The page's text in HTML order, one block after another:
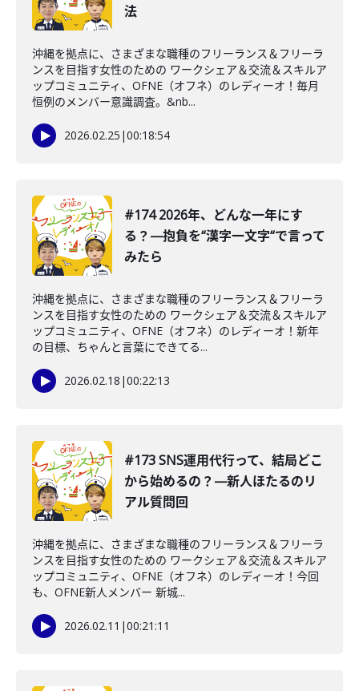
法
沖縄を拠点に、さまざまな職種のフリーランス＆フリーラ
ンスを目指す女性のための ワークシェア＆交流＆スキルア
ップコミュニティ、OFNE（オフネ）のレディーオ！毎月
恒例のメンバー意識調査。&nb...
2026.02.25 |00:18:54
#174 2026年、どんな一年にす
る？—抱負を“漢字一文字“で言って
みたら
沖縄を拠点に、さまざまな職種のフリーランス＆フリーラ
ンスを目指す女性のための ワークシェア＆交流＆スキルア
ップコミュニティ、OFNE（オフネ）のレディーオ！新年
の目標、ちゃんと言葉にできてる...
2026.02.18 |00:22:13
#173 SNS運用代行って、結局どこ
から始めるの？—新人ほたるのリ
アル質問回
沖縄を拠点に、さまざまな職種のフリーランス＆フリーラ
ンスを目指す女性のための ワークシェア＆交流＆スキルア
ップコミュニティ、OFNE（オフネ）のレディーオ！今回
も、OFNE新人メンバー 新城...
2026.02.11 |00:21:11